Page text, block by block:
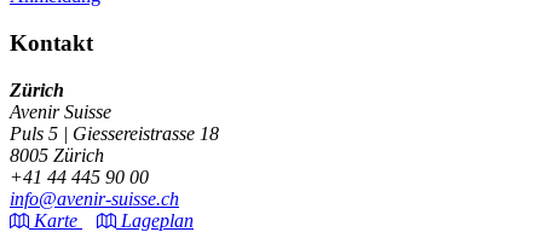
Kontakt
Zürich
Avenir Suisse
Puls 5 | Giessereistrasse 18
8005 Zürich
+41 44 445 90 00
info@avenir-suisse.ch
Karte
Lageplan